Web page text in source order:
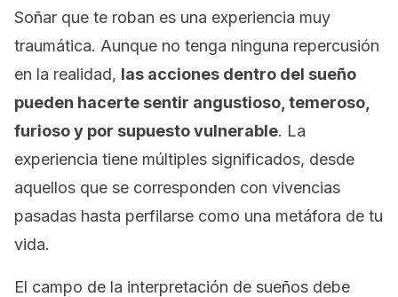
Soñar que te roban es una experiencia muy
traumática. Aunque no tenga ninguna repercusión
en la realidad, las acciones dentro del sueño
pueden hacerte sentir angustioso, temeroso,
furioso y por supuesto vulnerable. La
experiencia tiene múltiples significados, desde
aquellos que se corresponden con vivencias
pasadas hasta perfilarse como una metáfora de tu
vida.
El campo de la interpretación de sueños debe